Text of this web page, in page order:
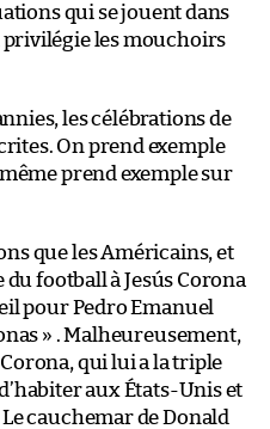
qui se jouent dans
les mouchoirs
les célébrations de
On prend exemple
prend exemple sur
que les Américains, et
football à Jesús Corona
pour Pedro Emanuel
» . Malheureusement,
qui lui a la triple
aux États-Unis et
cauchemar de Donald